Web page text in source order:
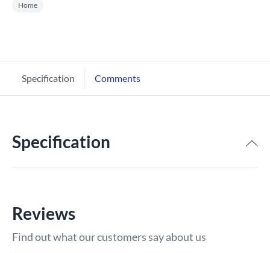
Home
Specification Comments
Specification
Reviews
Find out what our customers say about us